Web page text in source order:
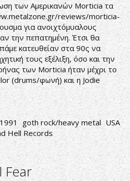
των Αμερικανών Morticia τα
reviews/morticia-
για ανοιχτόμυαλους
την πεπατημένη. Έτσι θα
κατευθείαν στα 90ς να
τους εξέλιξη, όσο και την
των Morticia ήταν μέχρι το
(drums/φωνή) και η Jodie
1991 goth rock/heavy metal USA
Hell Records
Fear